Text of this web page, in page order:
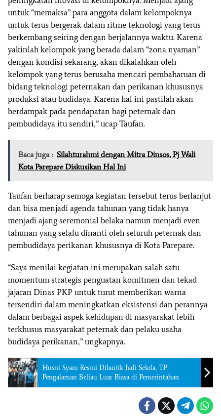
untuk “memaksa” para anggota dalam kelompoknya
untuk terus bergerak dalam ritme teknologi yang terus
berkembang seiring dengan berjalannya waktu. Karena
yakinlah kelompok yang berada dalam “zona nyaman”
dengan kondisi sekarang, akan dikalahkan oleh
kelompok yang terus berusaha mencari pembaharuan di
bidang teknologi peternakan dan perikanan khususnya
produksi atau budidaya. Karena hal ini pastilah akan
berdampak pada pendapatan bagi peternak dan
pembudidaya itu sendiri,” ucap Taufan.
Baca juga : Silahturahmi dengan Mitra Dinsos, Pj Wali
Kota Parepare Diskusikan Hal Ini
Taufan berharap semoga kegiatan tersebut terus berlanjut
dan bisa menjadi agenda tahunan yang tidak hanya
menjadi ajang seremonial belaka namun menjadi even
tahunan yang selalu dinanti oleh seluruh peternak dan
pembudidaya perikanan khususnya di Kota Parepare.
“Saya menilai kegiatan ini merupakan salah satu
momentum strategis penguatan komitmen dan tekad
jajaran Dinas PKP untuk turut memberikan warna
tersendiri dalam meningkatkan eksistensi dan perannya
dalam berbagai aspek kehidupan di masyarakat lebih
terkhusus masyarakat peternak dan pelaku usaha
budidaya perikanan,” ungkapnya.
Husni Syam Resmi Dilantik Jadi Sekda, TP:
Pengalaman Beliau Luar Biasa di Pemerintahan